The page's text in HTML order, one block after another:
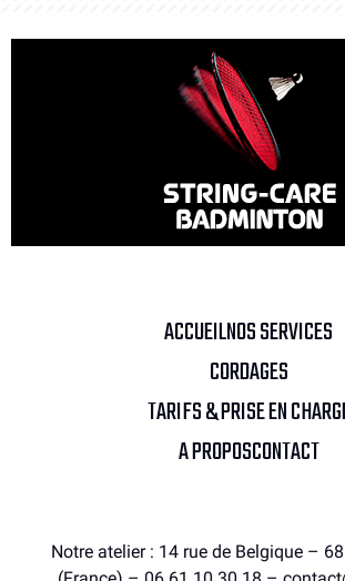
ACCUEILNOS SERVICES
CORDAGES
TARIFS & PRISE EN
A PROPOSCONTACT
Notre atelier : 14 rue de Belgique –